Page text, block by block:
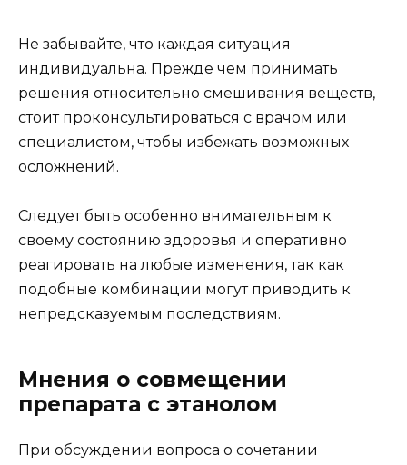
Не забывайте, что каждая ситуация
индивидуальна. Прежде чем принимать
решения относительно смешивания веществ,
стоит проконсультироваться с врачом или
специалистом, чтобы избежать возможных
осложнений.
Следует быть особенно внимательным к
своему состоянию здоровья и оперативно
реагировать на любые изменения, так как
подобные комбинации могут приводить к
непредсказуемым последствиям.
Мнения о совмещении
препарата с этанолом
При обсуждении вопроса о сочетании